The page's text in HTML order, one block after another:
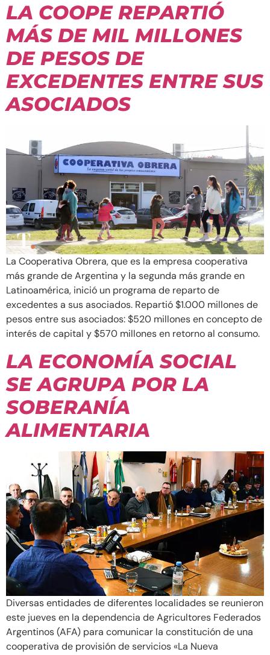
LA COOPE REPARTIÓ
MÁS DE MIL MILLONES
DE PESOS DE
EXCEDENTES ENTRE SUS
ASOCIADOS
La Cooperativa Obrera, que es la empresa cooperativa
más grande de Argentina y la segunda más grande en
Latinoamérica, inició un programa de reparto de
excedentes a sus asociados. Repartió $1.000 millones de
pesos entre sus asociados: $520 millones en concepto de
interés de capital y $570 millones en retorno al consumo.
LA ECONOMÍA SOCIAL
SE AGRUPA POR LA
SOBERANÍA
ALIMENTARIA
Diversas entidades de diferentes localidades se reunieron
este jueves en la dependencia de Agricultores Federados
Argentinos (AFA) para comunicar la constitución de una
cooperativa de provisión de servicios «La Nueva